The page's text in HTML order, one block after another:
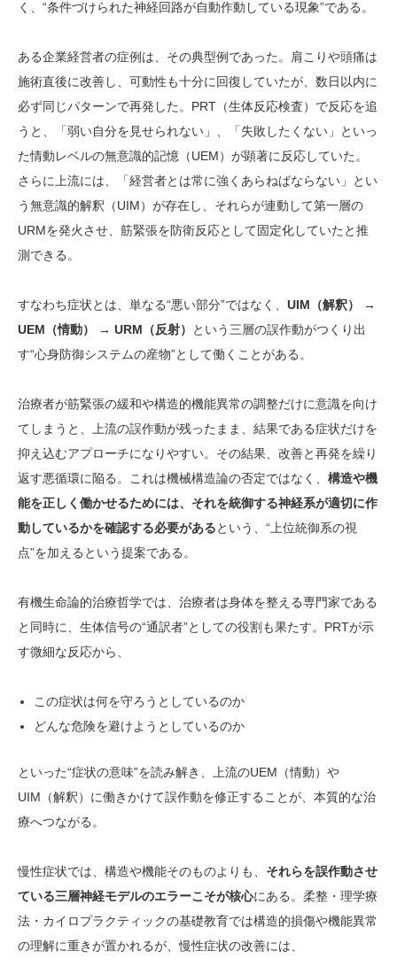
く、“条件づけられた神経回路が自動作動している現象”である。
ある企業経営者の症例は、その典型例であった。肩こりや頭痛は
施術直後に改善し、可動性も十分に回復していたが、数日以内に
必ず同じパターンで再発した。PRT（生体反応検査）で反応を追
うと、「弱い自分を見せられない」、「失敗したくない」といっ
た情動レベルの無意識的記憶（UEM）が顕著に反応していた。
さらに上流には、「経営者とは常に強くあらねばならない」とい
う無意識的解釈（UIM）が存在し、それらが連動して第一層の
URMを発火させ、筋緊張を防衛反応として固定化していたと推
測できる。
すなわち症状とは、単なる“悪い部分”ではなく、 UIM （解釈） →
UEM （情動） → URM （反射）
という三層の誤作動がつくり出
す“心身防御システムの産物”として働くことがある。
治療者が筋緊張の緩和や構造的機能異常の調整だけに意識を向け
てしまうと、上流の誤作動が残ったまま、結果である症状だけを
抑え込むアプローチになりやすい。その結果、改善と再発を繰り
返す悪循環に陥る。これは機械構造論の否定ではなく、 構造や機
能を正しく働かせるためには、それを統御する神経系が適切に作
動しているかを確認する必要があるという、“上位統御系の視
点”を加えるという提案である。
有機生命論的治療哲学では、治療者は身体を整える専門家である
と同時に、生体信号の“通訳者”としての役割も果たす。PRTが示
す微細な反応から、
この症状は何を守ろうとしているのか
どんな危険を避けようとしているのか
といった“症状の意味”を読み解き、上流のUEM（情動）や
UIM（解釈）に働きかけて誤作動を修正することが、本質的な治
療へつながる。
慢性症状では、構造や機能そのものよりも、 それらを誤作動させ
ている三層神経モデルのエラーこそが核心にある。柔整・理学療
法・カイロプラクティックの基礎教育では構造的損傷や機能異常
の理解に重きが置かれるが、慢性症状の改善には、